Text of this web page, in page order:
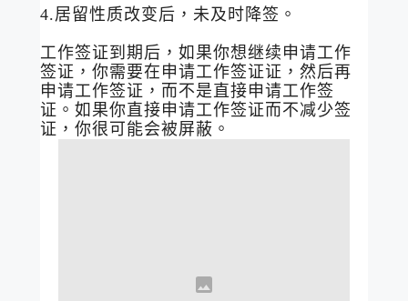
4.居留性质改变后，未及时降签。
工作签证到期后，如果你想继续申请工作
签证，你需要在申请工作签证证，然后再
申请工作签证，而不是直接申请工作签
证。如果你直接申请工作签证而不减少签
证，你很可能会被屏蔽。